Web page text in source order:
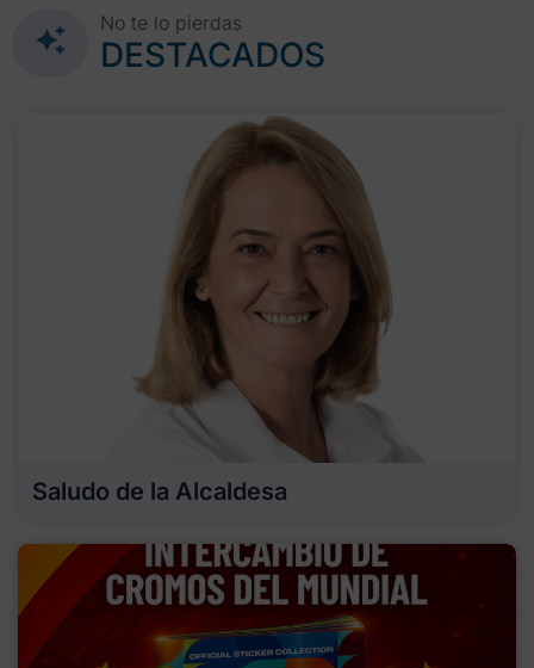
No te lo pierdas
DESTACADOS
Saludo de la Alcaldesa